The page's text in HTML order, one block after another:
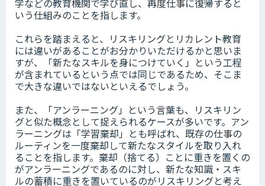
学などの教育機関で学び直し、再度仕事に復帰すると
いう仕組みのことを指します。
これらを踏まえると、リスキリングとリカレント教育
には違いがあることがお分かりいただけるかと思いま
すが、「新たなスキルを身につけていく」という工程
が含まれているという点では同じであるため、そこま
で大きな違いではないといえるでしょう。
また、「アンラーニング」という言葉も、リスキリン
グと似た概念として捉えられるケースが多いです。アン
ラーニングは「学習棄却」とも呼ばれ、既存の仕事の
ルーティンを一度棄却して新たなスタイルを取り入れ
ることを指します。棄却（捨てる）ことに重きを置くの
がアンラーニングであるのに対し、新たな知識・スキ
ルの蓄積に重きを置いているのがリスキリングと考え